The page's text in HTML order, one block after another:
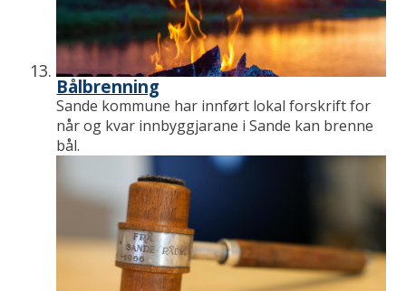
Bålbrenning
Sande kommune har innført lokal forskrift for
når og kvar innbyggjarane i Sande kan brenne
bål.